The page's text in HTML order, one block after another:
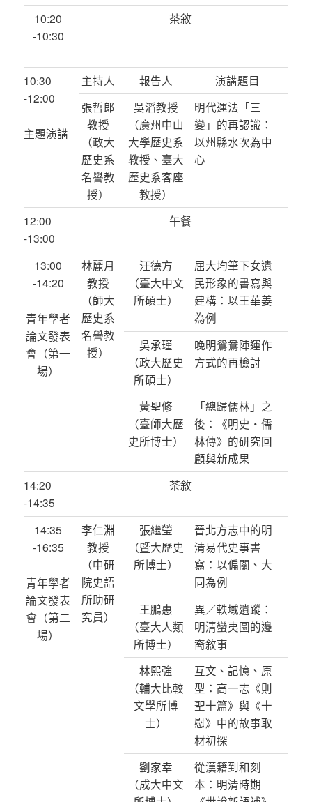
10:20
-10:30
茶敘
10:30
-12:00
主題演講
主持人 報告人
演講題目
張哲郎
教授
（政大
歷史系
名譽教
授）
吳滔教授
（廣州中山
大學歷史系
教授、臺大
歷史系客座
教授）
明代運法「三
變」的再認識：
以州縣水次為中
心
12:00
-13:00
午餐
13:00
-14:20
青年學者
論文發表
會（第一
場）
林麗月
教授
（師大
歷史系
名譽教
授）
汪德方
（臺大中文
所碩士）
屈大均筆下女遺
民形象的書寫與
建構：以王華姜
為例
吳承瑾
（政大歷史
所碩士）
晚明鴛鴦陣運作
方式的再檢討
黃聖修
（臺師大歷
史所博士）
「總歸儒林」之
後：《明史‧儒
林傳》的研究回
顧與新成果
14:20
-14:35
茶敘
14:35
-16:35
青年學者
論文發表
會（第二
場）
李仁淵
教授
（中研
院史語
所助研
究員）
張繼瑩
（暨大歷史
所博士）
晉北方志中的明
清易代史事書
寫：以偏關、大
同為例
王鵬惠
（臺大人類
所博士）
異／軼域遺蹤：
明清蠻夷圖的邊
裔敘事
林熙強
（輔大比較
文學所博
士）
互文、記憶、原
型：高一志《則
聖十篇》與《十
慰》中的故事取
材初探
劉家幸
（成大中文
從漢籍到和刻
本：明清時期